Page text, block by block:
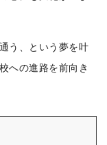
う、という夢を叶
への進路を前向き